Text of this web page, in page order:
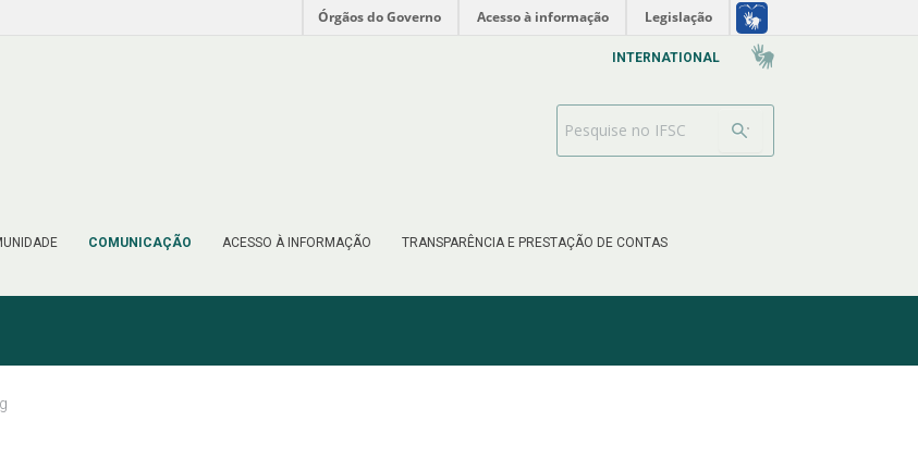
Órgãos do Governo Acesso à informação Legislação
COMUNICAÇÃO ACESSO À INFORMAÇÃO TRANSPARÊNCIA E PRESTAÇÃO DE CONTAS
INTERNATIONAL
Barra de busca